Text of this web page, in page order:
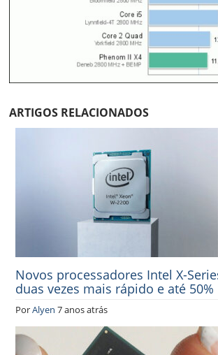
ARTIGOS RELACIONADOS
Novos processadores Intel X-
duas vezes mais rápido e até
PorAlyen 7 anos atrás